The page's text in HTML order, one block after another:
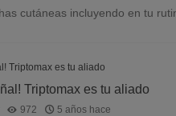
cutáneas incluyendo en tu
Triptomax es tu aliado
972 5 años hace